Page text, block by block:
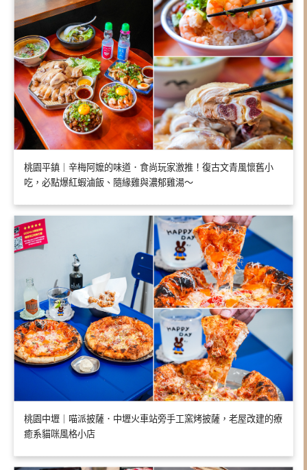
桃園平鎮｜辛梅阿嬤的味道．食尚玩家激推！復古文青風懷舊小
吃，必點爆紅蝦滷飯、隨緣雞與濃郁雞湯～
桃園中壢｜喵派披薩．中壢火車站旁手工窯烤披薩，老屋改建的療
癒系貓咪風格小店